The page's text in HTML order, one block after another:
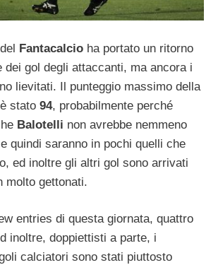
Fantacalcio ha portato un ritorno
dei gol degli attaccanti, ma ancora i
lievitati. Il punteggio massimo della
stato 94, probabilmente perché
Balotelli non avrebbe nemmeno
quindi saranno in pochi quelli che
ed inoltre gli altri gol sono arrivati
molto gettonati.
entries di questa giornata, quattro
inoltre, doppiettisti a parte, i
calciatori sono stati piuttosto